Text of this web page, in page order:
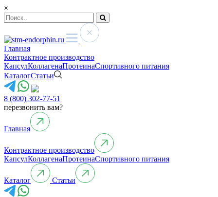
×
Главная
Контрактное производство
КапсулКоллагенаПротеинаСпортивного питания
КаталогСтатьи
8 (800) 302-77-51
перезвонить вам?
Главная
Контрактное производство
КапсулКоллагенаПротеинаСпортивного питания
Каталог Статьи